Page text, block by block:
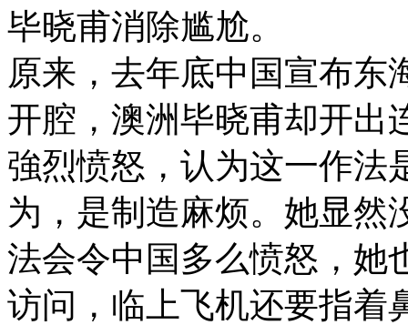
毕晓甫消除尴尬。
原来，去年底中国宣布东
开腔，澳洲毕晓甫却开出
強烈愤怒，认为这一作法
为，是制造麻烦。她显然
法会令中国多么愤怒，她
访问，临上飞机还要指着